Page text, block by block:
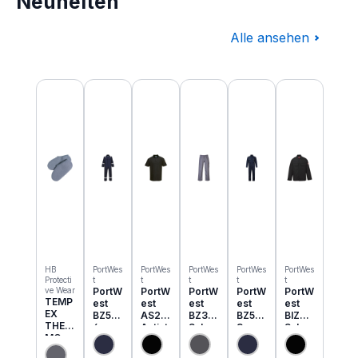
Alle ansehen
Produktgalerie überspringen
HB
Protecti
ve Wear
TEMP
EX
THER
MO
Einzie
PortWes
t
PortW
est
BZ50
6
Classi
c
PortWes
t
PortW
est
AS21
Antist
atik
ESD
PortWes
t
PortW
est
BZ31
Schw
eisser
Cargo
PortWes
t
PortW
est
BZ52
3
Bizwe
ld
PortWes
t
PortW
est
BIZ2
Schw
eisser
Jacke